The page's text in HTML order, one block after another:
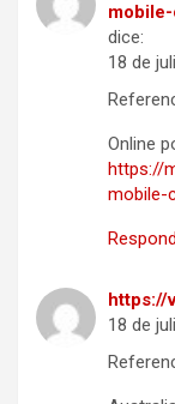
dice:
18 de
Online
https://
mobile-
https://
18 de